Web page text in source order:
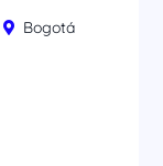
Bogotá